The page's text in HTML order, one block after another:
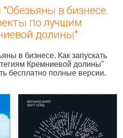
в бизнесе.
по лучшим
долины"
в бизнесе. Как запускать
Кремниевой долины"
бесплатно полные версии.